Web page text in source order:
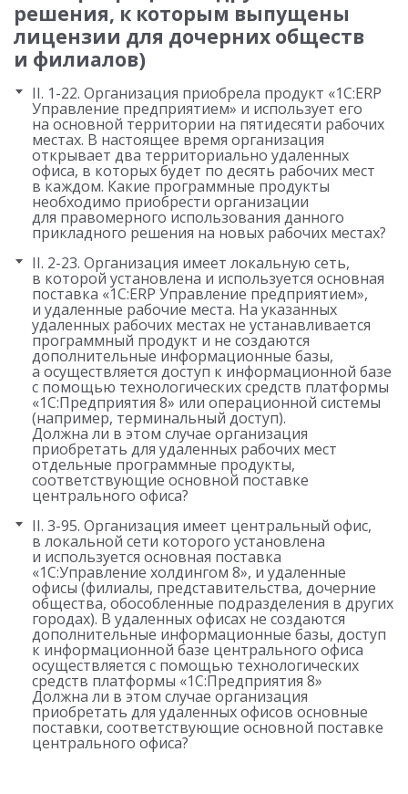
решения, к которым выпущены
лицензии для дочерних обществ
и филиалов)
II. 1-22. Организация приобрела продукт «1С:ERP
Управление предприятием» и использует его
на основной территории на пятидесяти рабочих
местах. В настоящее время организация
открывает два территориально удаленных
офиса, в которых будет по десять рабочих мест
в каждом. Какие программные продукты
необходимо приобрести организации
для правомерного использования данного
прикладного решения на новых рабочих местах?
II. 2-23. Организация имеет локальную сеть,
в которой установлена и используется основная
поставка «1С:ERP Управление предприятием»,
и удаленные рабочие места. На указанных
удаленных рабочих местах не устанавливается
программный продукт и не создаются
дополнительные информационные базы,
а осуществляется доступ к информационной базе
с помощью технологических средств платформы
«1С:Предприятия 8» или операционной системы
(например, терминальный доступ).
Должна ли в этом случае организация
приобретать для удаленных рабочих мест
отдельные программные продукты,
соответствующие основной поставке
центрального офиса?
II. 3-95. Организация имеет центральный офис,
в локальной сети которого установлена
и используется основная поставка
«1С:Управление холдингом 8», и удаленные
офисы (филиалы, представительства, дочерние
общества, обособленные подразделения в других
городах). В удаленных офисах не создаются
дополнительные информационные базы, доступ
к информационной базе центрального офиса
осуществляется с помощью технологических
средств платформы «1С:Предприятия 8»
Должна ли в этом случае организация
приобретать для удаленных офисов основные
поставки, соответствующие основной поставке
центрального офиса?